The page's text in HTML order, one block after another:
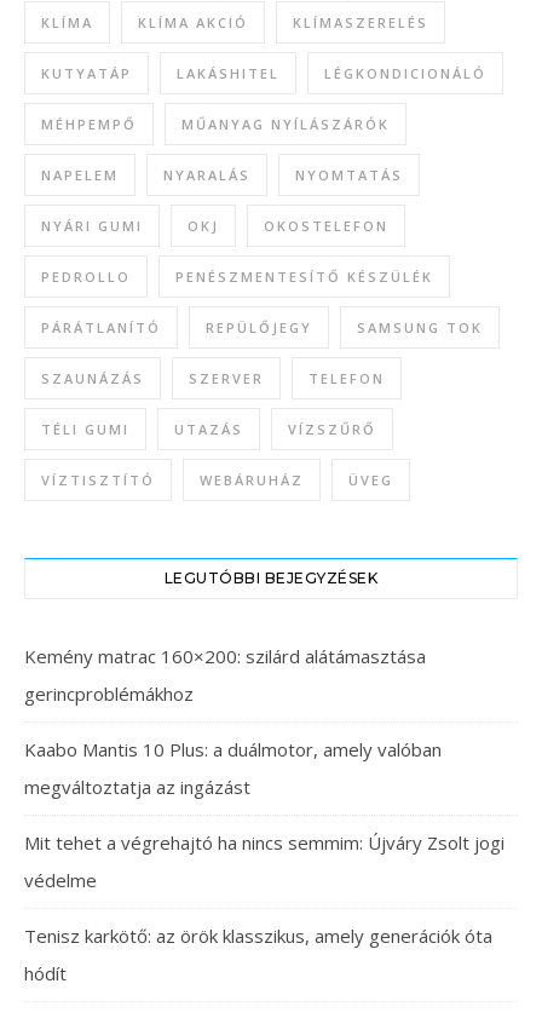
KLÍMA KLÍMA AKCIÓ KLÍMASZERELÉS
KUTYATÁP LAKÁSHITEL LÉGKONDICIONÁLÓ
MÉHPEMPŐ MŰANYAG NYÍLÁSZÁRÓK
NAPELEM NYARALÁS NYOMTATÁS
NYÁRI GUMI OKJ OKOSTELEFON
PEDROLLO PENÉSZMENTESÍTŐ KÉSZÜLÉK
PÁRÁTLANÍTÓ REPÜLŐJEGY SAMSUNG TOK
SZAUNÁZÁS SZERVER TELEFON
TÉLI GUMI UTAZÁS VÍZSZŰRŐ
VÍZTISZTÍTÓ WEBÁRUHÁZ ÜVEG
LEGUTÓBBI BEJEGYZÉSEK
Kemény matrac 160×200: szilárd alátámasztása
gerincproblémákhoz
Kaabo Mantis 10 Plus: a duálmotor, amely valóban
megváltoztatja az ingázást
Mit tehet a végrehajtó ha nincs semmim: Újváry Zsolt jogi
védelme
Tenisz karkötő: az örök klasszikus, amely generációk óta
hódít